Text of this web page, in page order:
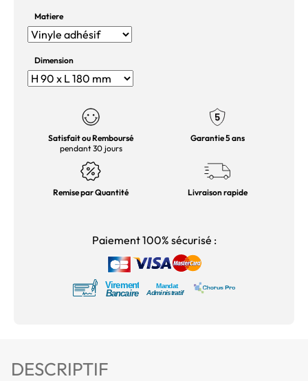
Matiere
Dimension
Satisfait ou Remboursé
pendant 30 jours
Garantie 5 ans
Remise par Quantité Livraison rapide
Paiement 100% sécurisé :
DESCRIPTIF